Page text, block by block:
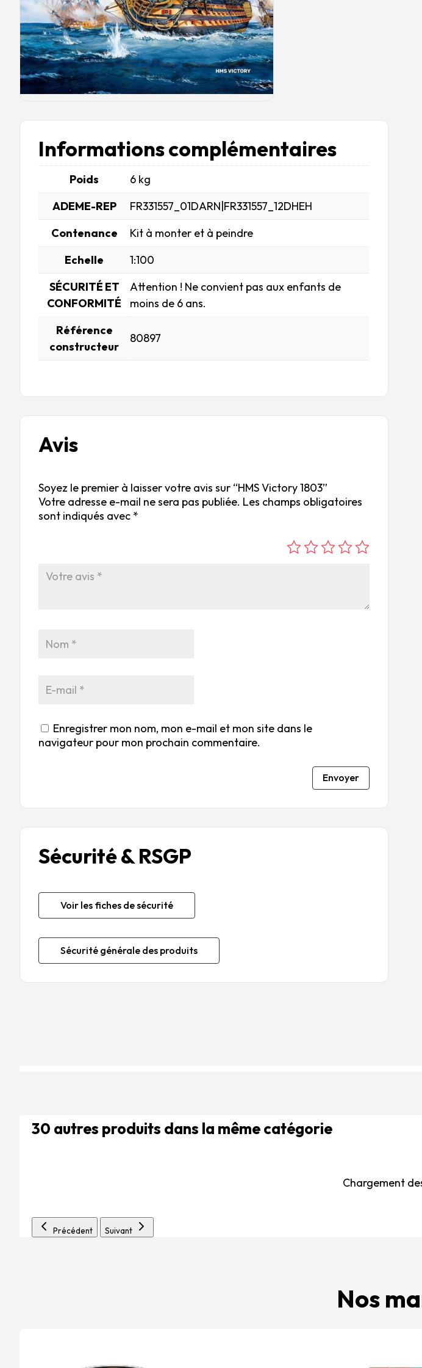
Informations complémentaires
Poids
6 kg
ADEME-REP
FR331557_01DARN|FR331557_12DHEH
Contenance
Kit à monter et à peindre
Echelle
1:100
SÉCURITÉ ET
CONFORMITÉ
Attention ! Ne convient pas aux enfants de
moins de 6 ans.
Référence
constructeur
80897
Avis
Soyez le premier à laisser votre avis sur “HMS Victory 1803”
Votre adresse e-mail ne sera pas publiée. Les champs obligatoires
sont indiqués avec *
s
Enregistrer mon nom, mon e-mail et mon site dans le
navigateur pour mon prochain commentaire.
Envoyer
Sécurité & RSGP
Voir les fiches de sécurité
Sécurité générale des produits
30 autres produits dans la même catégorie
Chargement
Précédent Suivant
Nos